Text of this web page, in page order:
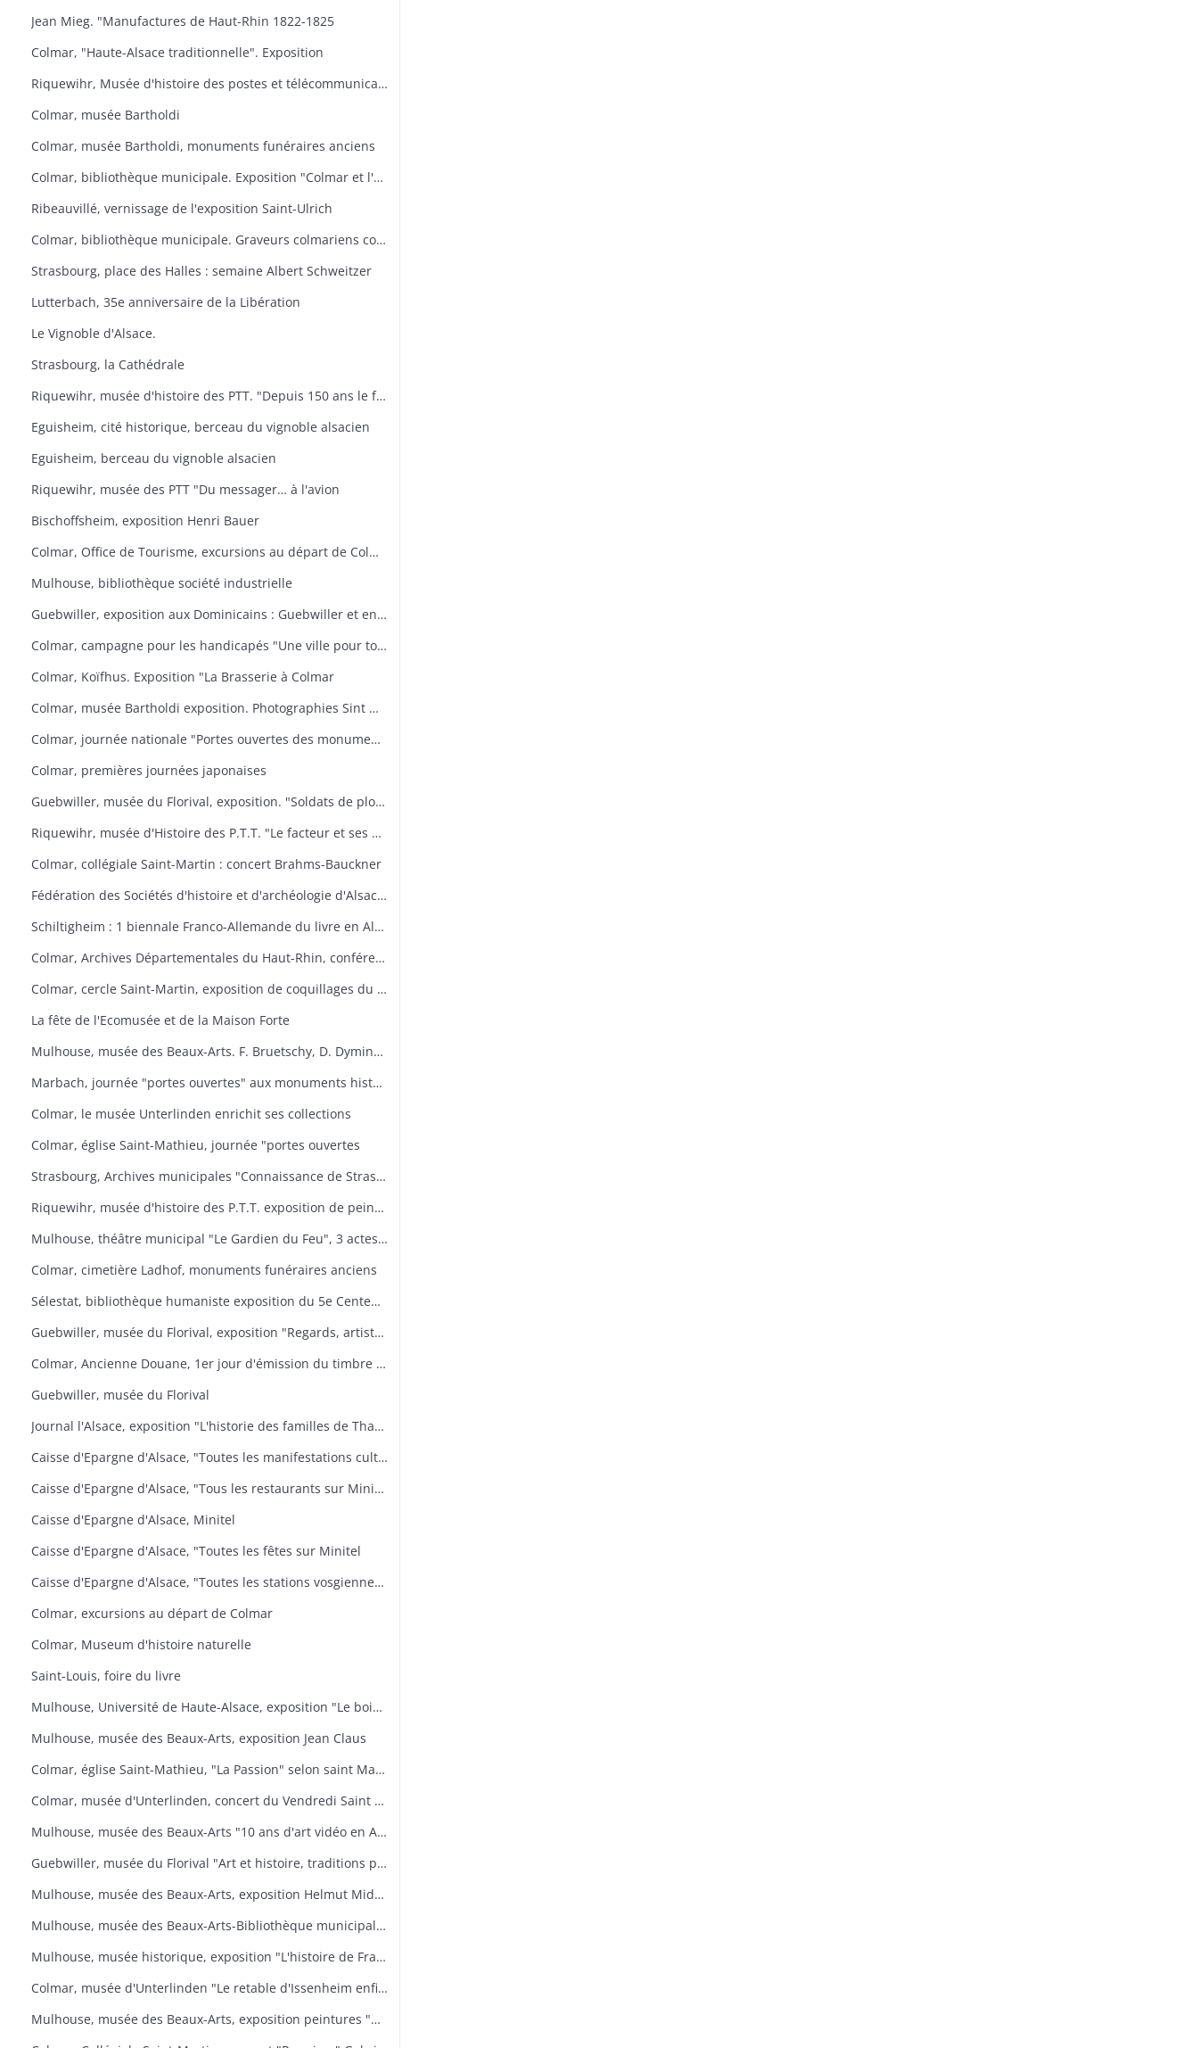
Jean Mieg. "Manufactures de Haut-Rhin 1822-1825
Colmar, "Haute-Alsace traditionnelle". Exposition
Riquewihr, Musée d'histoire des postes et télécommunications. "Facteur ? L'Europe s'il-vous-plaît
Colmar, musée Bartholdi
Colmar, musée Bartholdi, monuments funéraires anciens
Colmar, bibliothèque municipale. Exposition "Colmar et l'Ex-lbiris
Ribeauvillé, vernissage de l'exposition Saint-Ulrich
Colmar, bibliothèque municipale. Graveurs colmariens contemporains
Strasbourg, place des Halles : semaine Albert Schweitzer
Lutterbach, 35e anniversaire de la Libération
Le Vignoble d'Alsace.
Strasbourg, la Cathédrale
Riquewihr, musée d'histoire des PTT. "Depuis 150 ans le facteur de campagne
Eguisheim, cité historique, berceau du vignoble alsacien
Eguisheim, berceau du vignoble alsacien
Riquewihr, musée des PTT "Du messager… à l'avion
Bischoffsheim, exposition Henri Bauer
Colmar, Office de Tourisme, excursions au départ de Colmar
Mulhouse, bibliothèque société industrielle
Guebwiller, exposition aux Dominicains : Guebwiller et environs
Colmar, campagne pour les handicapés "Une ville pour tous
Colmar, Koïfhus. Exposition "La Brasserie à Colmar
Colmar, musée Bartholdi exposition. Photographies Sint Niklaas
Colmar, journée nationale "Portes ouvertes des monuments historiques" (organisée par l'AREHC et le lycée Bartholdi)
Colmar, premières journées japonaises
Guebwiller, musée du Florival, exposition. "Soldats de plomb
Riquewihr, musée d'Histoire des P.T.T. "Le facteur et ses métamorphoses
Colmar, collégiale Saint-Martin : concert Brahms-Bauckner
Fédération des Sociétés d'histoire et d'archéologie d'Alsace : les monuments ruraux d'Alsace
Schiltigheim : 1 biennale Franco-Allemande du livre en Alsace
Colmar, Archives Départementales du Haut-Rhin, conférence : Yves Bisch "Cet homme à surveiller
Colmar, cercle Saint-Martin, exposition de coquillages du monde
La fête de l'Ecomusée et de la Maison Forte
Mulhouse, musée des Beaux-Arts. F. Bruetschy, D. Dyminski, C. Gebhardt, B. Latuner, J.F. Nourisson, J.-C. Wallios
Marbach, journée "portes ouvertes" aux monuments historiques
Colmar, le musée Unterlinden enrichit ses collections
Colmar, église Saint-Mathieu, journée "portes ouvertes
Strasbourg, Archives municipales "Connaissance de Strasbourg
Riquewihr, musée d'histoire des P.T.T. exposition de peintures sous-verre
Mulhouse, théâtre municipal "Le Gardien du Feu", 3 actes et 4 tableaux d'après le roman d'Anatole le Braz
Colmar, cimetière Ladhof, monuments funéraires anciens
Sélestat, bibliothèque humaniste exposition du 5e Centenaire de la mort de Jean Mentel
Guebwiller, musée du Florival, exposition "Regards, artistes connus et méconnus de la collection Pierre et Denise Levy
Colmar, Ancienne Douane, 1er jour d'émission du timbre poste Croix-Rouge
Guebwiller, musée du Florival
Journal l'Alsace, exposition "L'historie des familles de Thann, de sa seigneurie et du baillage de Saint Amarin
Caisse d'Epargne d'Alsace, "Toutes les manifestations culturelles sur Minitel
Caisse d'Epargne d'Alsace, "Tous les restaurants sur Minitel
Caisse d'Epargne d'Alsace, Minitel
Caisse d'Epargne d'Alsace, "Toutes les fêtes sur Minitel
Caisse d'Epargne d'Alsace, "Toutes les stations vosgiennes sur Minitel
Colmar, excursions au départ de Colmar
Colmar, Museum d'histoire naturelle
Saint-Louis, foire du livre
Mulhouse, Université de Haute-Alsace, exposition "Le bois, un art de vivre
Mulhouse, musée des Beaux-Arts, exposition Jean Claus
Colmar, église Saint-Mathieu, "La Passion" selon saint Matthieu
Colmar, musée d'Unterlinden, concert du Vendredi Saint "La Passion selon saint Jean
Mulhouse, musée des Beaux-Arts "10 ans d'art vidéo en Allemagne, 1976-1986
Guebwiller, musée du Florival "Art et histoire, traditions populaires céramiques" de Théodore Deck
Mulhouse, musée des Beaux-Arts, exposition Helmut Middendorf
Mulhouse, musée des Beaux-Arts-Bibliothèque municipale "Danses macabres de Dürer à Dali" Collection de l'Université de Düsseldorf "L'homme et la mort
Mulhouse, musée historique, exposition "L'histoire de France illustrée
Colmar, musée d'Unterlinden "Le retable d'Issenheim enfin complet
Mulhouse, musée des Beaux-Arts, exposition peintures "Aime-moi